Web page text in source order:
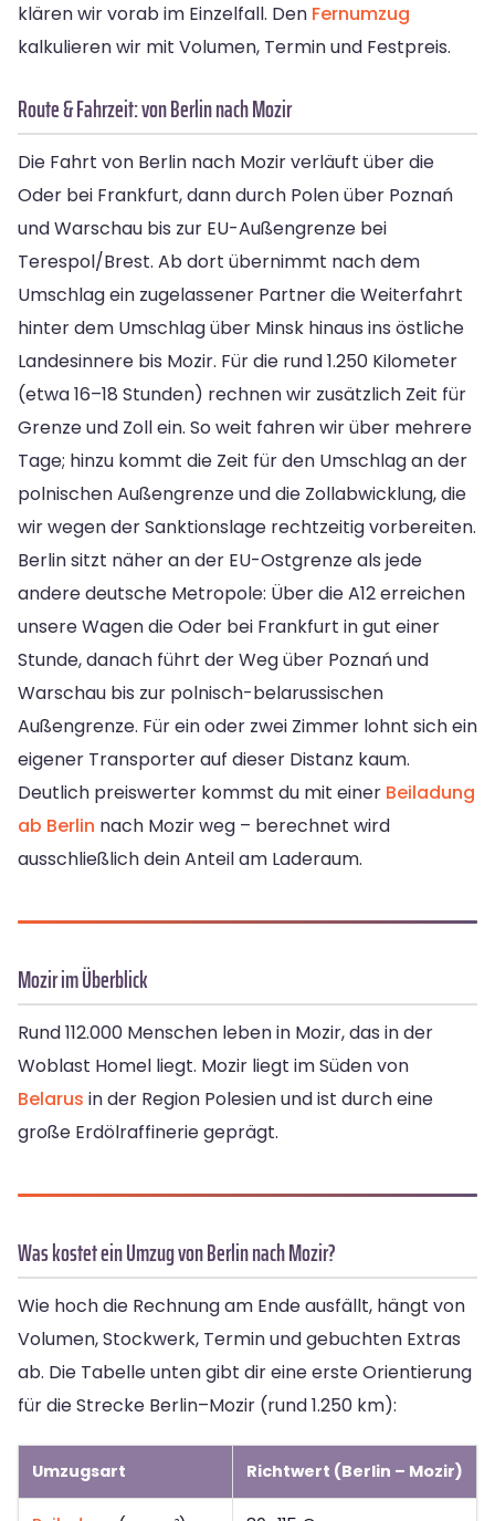
klären wir vorab im Einzelfall. Den Fernumzug
kalkulieren wir mit Volumen, Termin und Festpreis.
Route & Fahrzeit: von Berlin nach Mozir
Die Fahrt von Berlin nach Mozir verläuft über die
Oder bei Frankfurt, dann durch Polen über Poznań
und Warschau bis zur EU-Außengrenze bei
Terespol/Brest. Ab dort übernimmt nach dem
Umschlag ein zugelassener Partner die Weiterfahrt
hinter dem Umschlag über Minsk hinaus ins östliche
Landesinnere bis Mozir. Für die rund 1.250 Kilometer
(etwa 16–18 Stunden) rechnen wir zusätzlich Zeit für
Grenze und Zoll ein. So weit fahren wir über mehrere
Tage; hinzu kommt die Zeit für den Umschlag an der
polnischen Außengrenze und die Zollabwicklung, die
wir wegen der Sanktionslage rechtzeitig vorbereiten.
Berlin sitzt näher an der EU-Ostgrenze als jede
andere deutsche Metropole: Über die A12 erreichen
unsere Wagen die Oder bei Frankfurt in gut einer
Stunde, danach führt der Weg über Poznań und
Warschau bis zur polnisch-belarussischen
Außengrenze. Für ein oder zwei Zimmer lohnt sich ein
eigener Transporter auf dieser Distanz kaum.
Deutlich preiswerter kommst du mit einer Beiladung
ab Berlin nach Mozir weg – berechnet wird
ausschließlich dein Anteil am Laderaum.
Mozir im Überblick
Rund 112.000 Menschen leben in Mozir, das in der
Woblast Homel liegt. Mozir liegt im Süden von
Belarus in der Region Polesien und ist durch eine
große Erdölraffinerie geprägt.
Was kostet ein Umzug von Berlin nach Mozir?
Wie hoch die Rechnung am Ende ausfällt, hängt von
Volumen, Stockwerk, Termin und gebuchten Extras
ab. Die Tabelle unten gibt dir eine erste Orientierung
für die Strecke Berlin–Mozir (rund 1.250 km):
Umzugsart Richtwert (Berlin – Mozir)